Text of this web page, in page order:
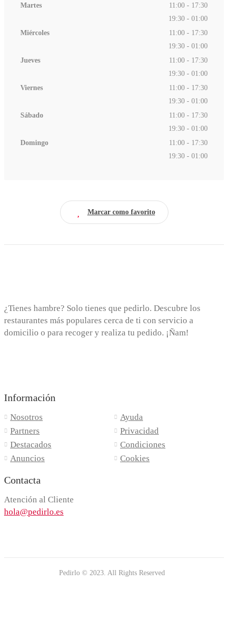
Martes
11:00 - 17:30
19:30 - 01:00
Miércoles
11:00 - 17:30
19:30 - 01:00
Jueves
11:00 - 17:30
19:30 - 01:00
Viernes
11:00 - 17:30
19:30 - 01:00
Sábado
11:00 - 17:30
19:30 - 01:00
Domingo
11:00 - 17:30
19:30 - 01:00
Marcar como favorito
¿Tienes hambre? Solo tienes que pedirlo. Descubre los
restaurantes más populares cerca de ti con servicio a
domicilio o para recoger y realiza tu pedido. ¡Ñam!
Información
Nosotros
Partners
Destacados
Anuncios
Ayuda
Privacidad
Condiciones
Cookies
Contacta
Atención al Cliente
hola@pedirlo.es
Pedirlo © 2023. All Rights Reserved